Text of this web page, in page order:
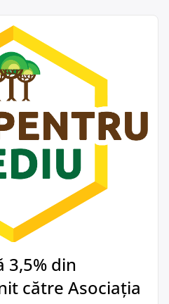
3,5% din
către Asociația